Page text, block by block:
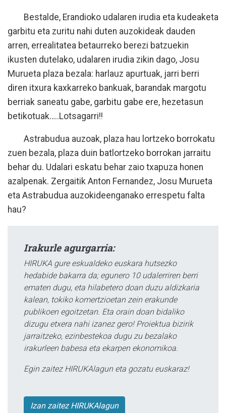
Bestalde, Erandioko udalaren irudia eta kudeaketa
garbitu eta zuritu nahi duten auzokideak dauden
arren, errealitatea betaurreko berezi batzuekin
ikusten dutelako, udalaren irudia zikin dago, Josu
Murueta plaza bezala: harlauz apurtuak, jarri berri
diren itxura kaxkarreko bankuak, barandak margotu
berriak saneatu gabe, garbitu gabe ere, hezetasun
betikotuak…..Lotsagarri!!
Astrabudua auzoak, plaza hau lortzeko borrokatu
zuen bezala, plaza duin batlortzeko borrokan jarraitu
behar du. Udalari eskatu behar zaio txapuza honen
azalpenak. Zergaitik Anton Fernandez, Josu Murueta
eta Astrabudua auzokideenganako errespetu falta
hau?
Irakurle agurgarria:
HIRUKA gure eskualdeko euskara hutsezko
hedabide bakarra da; egunero 10 udalerriren berri
ematen dugu, eta hilabetero doan duzu aldizkaria
kalean, tokiko komertzioetan zein erakunde
publikoen egoitzetan. Eta orain doan bidaliko
dizugu etxera nahi izanez gero! Proiektua bizirik
jarraitzeko, ezinbestekoa dugu zu bezalako
irakurleen babesa eta ekarpen ekonomikoa.
Egin zaitez HIRUKAlagun eta gozatu euskaraz!
Izan zaitez HIRUKAlagun